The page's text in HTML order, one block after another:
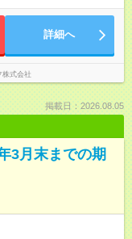
詳細へ
株式会社
掲載日：2026.08.05
3月末までの期